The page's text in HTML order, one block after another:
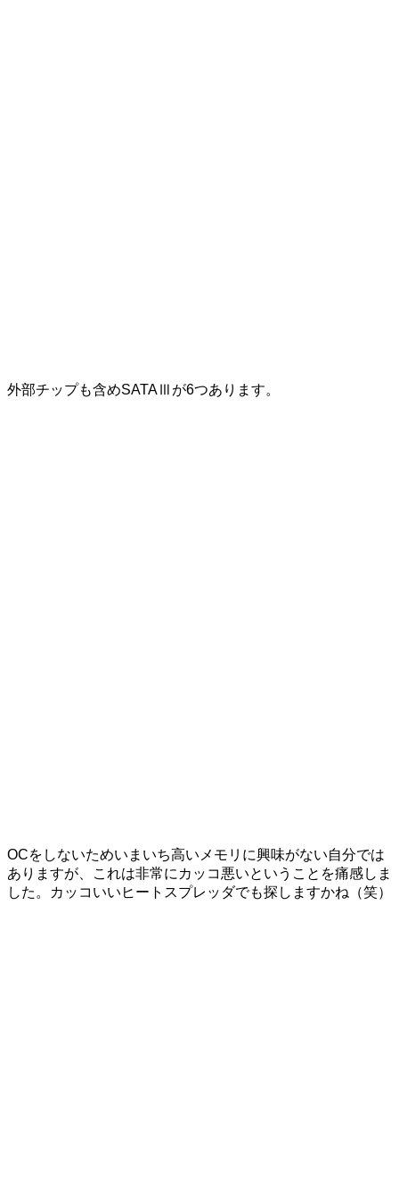
外部チップも含めSATAⅢが6つあります。
OCをしないためいまいち高いメモリに興味がない自分では
ありますが、これは非常にカッコ悪いということを痛感しま
した。カッコいいヒートスプレッダでも探しますかね（笑）